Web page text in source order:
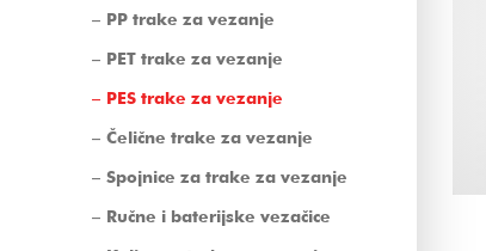
PP trake za vezanje
PET trake za vezanje
PES trake za vezanje
Čelične trake za vezanje
Spojnice za trake za vezanje
Ručne i baterijske vezačice